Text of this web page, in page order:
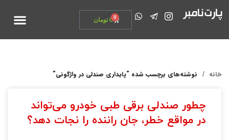
0 تومان 0
خانه نوشته‌های برچسب شده “پایداری صندلی در واژگونی”
چطور صندلی برقی طبی خودرو می‌تواند
در مواقع خطر، جان راننده را نجات دهد؟